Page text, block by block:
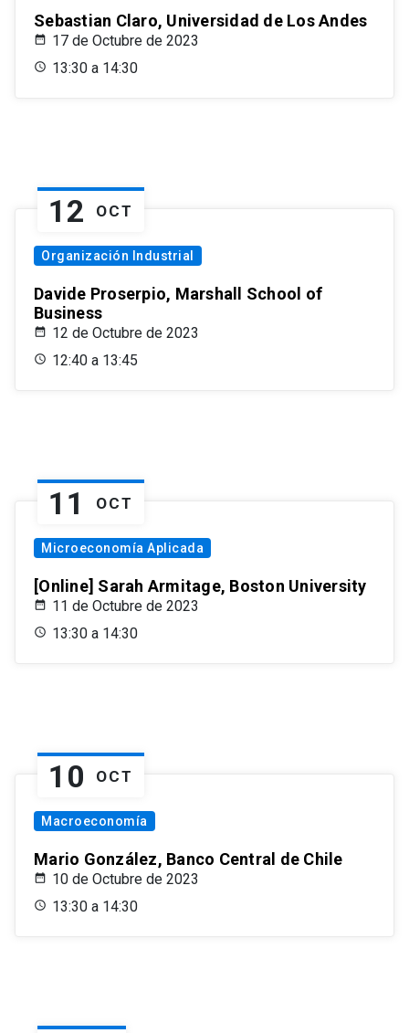
Sebastian Claro, Universidad de Los Andes
17 de Octubre de 2023
13:30 a 14:30
12 OCT
Organización Industrial
Davide Proserpio, Marshall School of
Business
12 de Octubre de 2023
12:40 a 13:45
11 OCT
Microeconomía Aplicada
[Online] Sarah Armitage, Boston University
11 de Octubre de 2023
13:30 a 14:30
10 OCT
Macroeconomía
Mario González, Banco Central de Chile
10 de Octubre de 2023
13:30 a 14:30